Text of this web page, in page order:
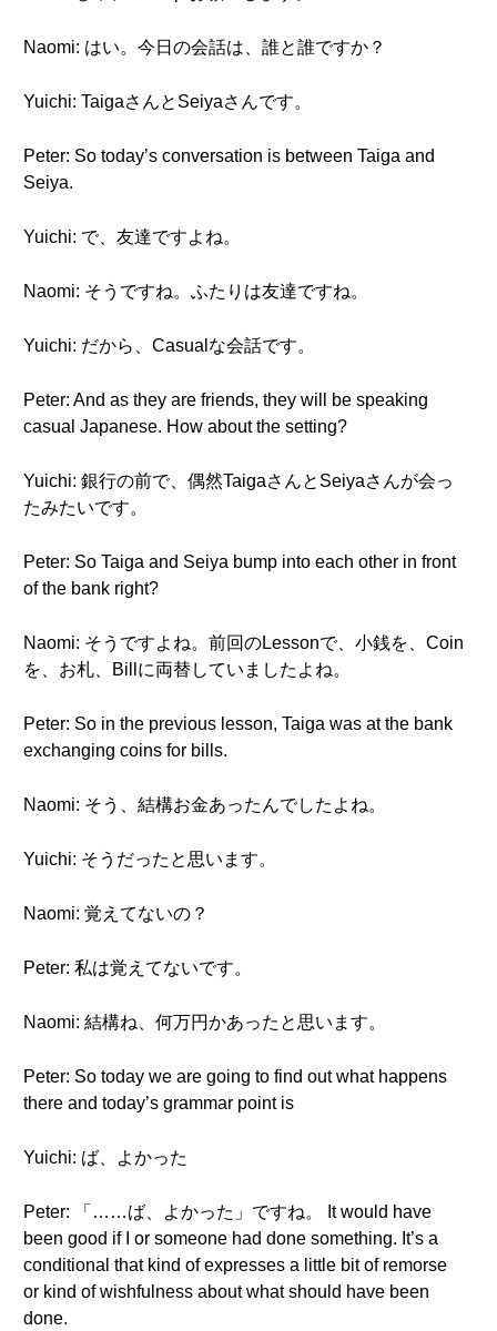
Naomi: はい。今日の会話は、誰と誰ですか？
Yuichi: TaigaさんとSeiyaさんです。
Peter: So today’s conversation is between Taiga and
Seiya.
Yuichi: で、友達ですよね。
Naomi: そうですね。ふたりは友達ですね。
Yuichi: だから、Casualな会話です。
Peter: And as they are friends, they will be speaking
casual Japanese. How about the setting?
Yuichi: 銀行の前で、偶然TaigaさんとSeiyaさんが会っ
たみたいです。
Peter: So Taiga and Seiya bump into each other in front
of the bank right?
Naomi: そうですよね。前回のLessonで、小銭を、Coin
を、お札、Billに両替していましたよね。
Peter: So in the previous lesson, Taiga was at the bank
exchanging coins for bills.
Naomi: そう、結構お金あったんでしたよね。
Yuichi: そうだったと思います。
Naomi: 覚えてないの？
Peter: 私は覚えてないです。
Naomi: 結構ね、何万円かあったと思います。
Peter: So today we are going to find out what happens
there and today’s grammar point is
Yuichi: ば、よかった
Peter: 「……ば、よかった」ですね。 It would have
been good if I or someone had done something. It’s a
conditional that kind of expresses a little bit of remorse
or kind of wishfulness about what should have been
done.